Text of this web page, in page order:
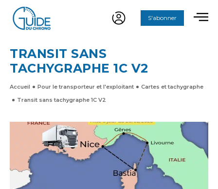
S'abonner
TRANSIT SANS
TACHYGRAPHE 1C V2
Accueil Pour le transporteur et l'exploitant
Cartes et tachygraphe
Transit sans tachygraphe 1C V2